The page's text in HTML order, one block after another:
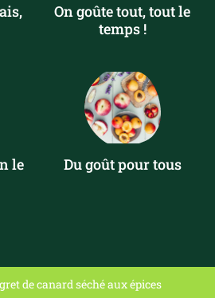
On goûte tout, tout le
temps !
le
Du goût pour tous
de canard séché aux épices